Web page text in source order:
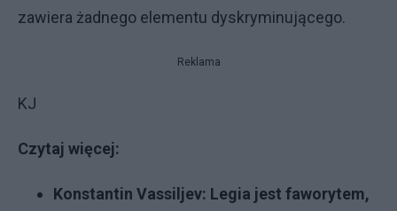
zawiera żadnego elementu dyskryminującego.
Reklama
KJ
Czytaj więcej:
Konstantin Vassiljev: Legia jest faworytem,